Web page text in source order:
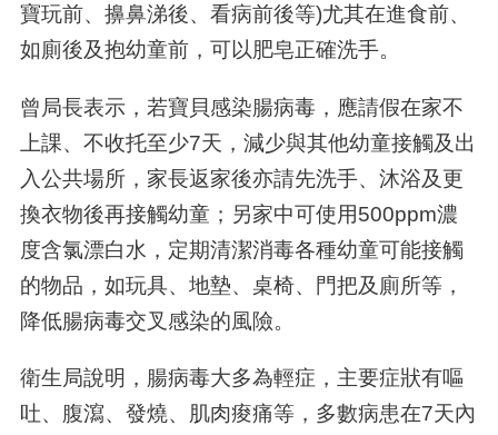
寶玩前、擤鼻涕後、看病前後等)尤其在進食前、
如廁後及抱幼童前，可以肥皂正確洗手。
曾局長表示，若寶貝感染腸病毒，應請假在家不
上課、不收托至少7天，減少與其他幼童接觸及出
入公共場所，家長返家後亦請先洗手、沐浴及更
換衣物後再接觸幼童；另家中可使用500ppm濃
度含氯漂白水，定期清潔消毒各種幼童可能接觸
的物品，如玩具、地墊、桌椅、門把及廁所等，
降低腸病毒交叉感染的風險。
衛生局說明，腸病毒大多為輕症，主要症狀有嘔
吐、腹瀉、發燒、肌肉痠痛等，多數病患在7天內